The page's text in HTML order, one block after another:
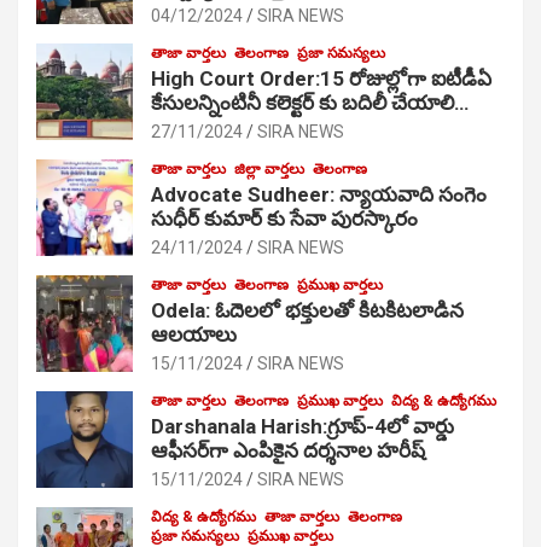
04/12/2024 SIRA NEWS
తాజా వార్తలు తెలంగాణ ప్రజా సమస్యలు
High Court Order:15 రోజుల్లోగా ఐటీడీఏ
కేసులన్నింటినీ కలెక్టర్ కు బదిలీ చేయాలి…
27/11/2024 SIRA NEWS
తాజా వార్తలు జిల్లా వార్తలు తెలంగాణ
Advocate Sudheer: న్యాయవాది సంగెం
సుధీర్ కుమార్ కు సేవా పురస్కారం
24/11/2024 SIRA NEWS
తాజా వార్తలు తెలంగాణ ప్రముఖ వార్తలు
Odela: ఓదెల‌లో భక్తులతో కిటకిటలాడిన
ఆల‌యాలు
15/11/2024 SIRA NEWS
తాజా వార్తలు తెలంగాణ ప్రముఖ వార్తలు విద్య & ఉద్యోగము
Darshanala Harish:గ్రూప్-4లో వార్డు
ఆఫీసర్‌గా ఎంపికైన దర్శనాల హరీష్
15/11/2024 SIRA NEWS
విద్య & ఉద్యోగము తాజా వార్తలు తెలంగాణ
ప్రజా సమస్యలు ప్రముఖ వార్తలు